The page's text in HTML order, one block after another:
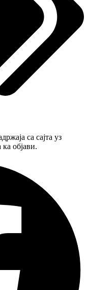
са сајта уз
објави.